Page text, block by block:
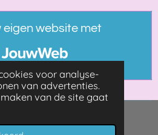
voor analyse-
van advertenties.
van de site gaat
eigen website met